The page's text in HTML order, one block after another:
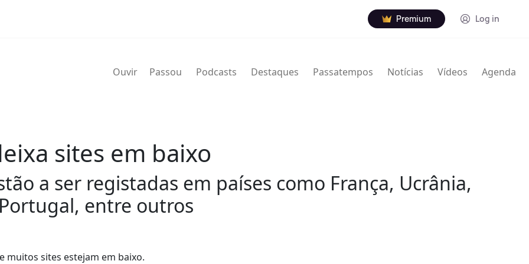
Premium Log in
Ouvir Passou Podcasts Destaques Passatempos Notícias Vídeos Agenda
sites em baixo
a ser registadas em países como França, Ucrânia,
entre outros
muitos sites estejam em baixo.